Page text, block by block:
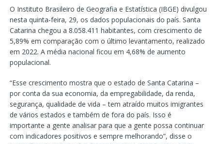
O Instituto Brasileiro de Geografia e Estatística (IBGE) divulgou
nesta quinta-feira, 29, os dados populacionais do país. Santa
Catarina chegou a 8.058.411 habitantes, com crescimento de
5,89% em comparação com o último levantamento, realizado
em 2022. A média nacional ficou em 4,68% de aumento
populacional.
“Esse crescimento mostra que o estado de Santa Catarina –
por conta da sua economia, da empregabilidade, da renda,
segurança, qualidade de vida – tem atraído muitos imigrantes
de vários estados e também de fora do país. Isso é
importante a gente analisar para que a gente possa continuar
com indicadores positivos e sempre melhorando”, disse o